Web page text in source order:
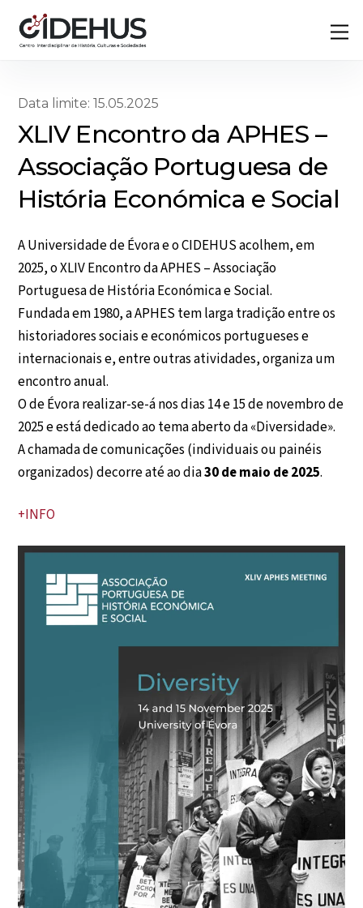
content
Data limite: 15.05.2025
XLIV Encontro da APHES –
Associação Portuguesa de
História Económica e Social
A Universidade de Évora e o CIDEHUS acolhem, em
2025, o XLIV Encontro da APHES – Associação
Portuguesa de História Económica e Social.
Fundada em 1980, a APHES tem larga tradição entre os
historiadores sociais e económicos portugueses e
internacionais e, entre outras atividades, organiza um
encontro anual.
O de Évora realizar-se-á nos dias 14 e 15 de novembro de
2025 e está dedicado ao tema aberto da «Diversidade».
A chamada de comunicações (individuais ou painéis
organizados) decorre até ao dia30 de maio de 2025.
+INFO